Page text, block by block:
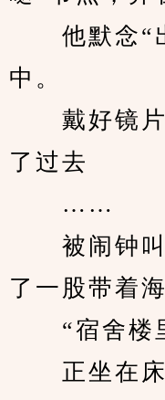
他默念“出
中。
戴好镜片
了过去
……
被闹钟叫
了一股带着
“宿舍楼里
正坐在床